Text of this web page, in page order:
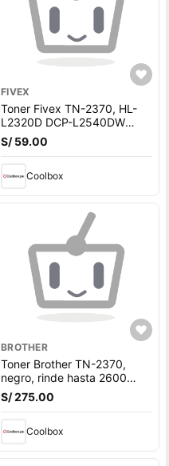
FIVEX
Toner Fivex TN-2370, HL-
L2320D DCP-L2540DW
MFC-L2700DW, 2600
páginas, negro
S/ 59.00
Coolbox
BROTHER
Toner Brother TN-2370,
negro, rinde hasta 2600
páginas
S/ 275.00
Coolbox